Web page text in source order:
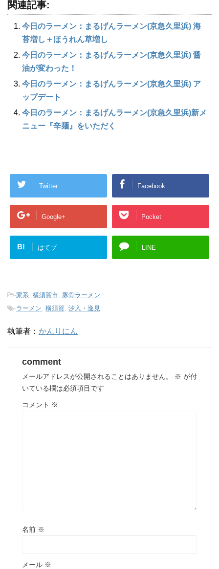
関連記事:
今日のラーメン：まるげんラーメン(京急久里浜) 海
苔増し＋ほうれん草増し
今日のラーメン：まるげんラーメン(京急久里浜) 醤
油が変わった！
今日のラーメン：まるげんラーメン(京急久里浜) ア
ップデート
今日のラーメン：まるげんラーメン(京急久里浜)新メ
ニュー『辛麺』をいただく
Twitter Facebook
Google+ Pocket
B! はてブ LINE
-家系 横須賀市
豚骨ラーメン
-ラーメン 横須賀 汐入・逸見
執筆者： かんりにん
comment
メールアドレスが公開されることはありません。 ※ が付
いている欄は必須項目です
コメント ※
名前 ※
メール ※